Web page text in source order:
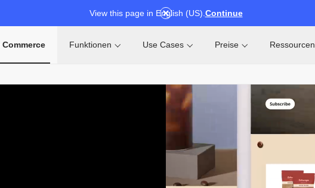
View this page in English (US). Continue
Funktionen Use Cases Preise Ressourcen